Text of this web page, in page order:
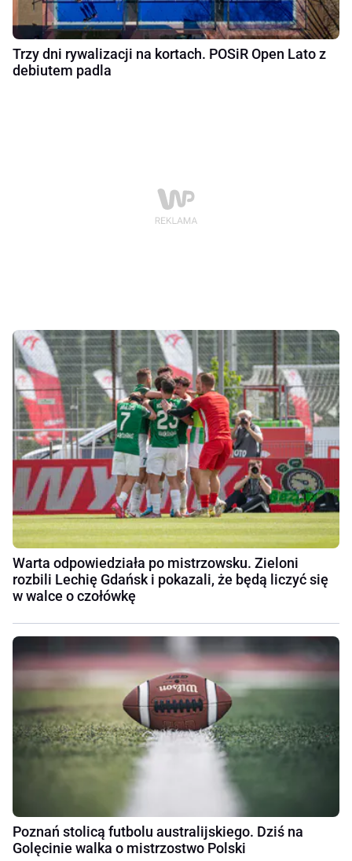
Trzy dni rywalizacji na kortach. POSiR Open Lato z
debiutem padla
Warta odpowiedziała po mistrzowsku. Zieloni
rozbili Lechię Gdańsk i pokazali, że będą liczyć się
w walce o czołówkę
Poznań stolicą futbolu australijskiego. Dziś na
Golęcinie walka o mistrzostwo Polski